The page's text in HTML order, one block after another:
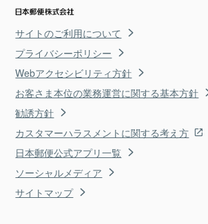
サイトのご利用について
プライバシーポリシー
Webアクセシビリティ方針
お客さま本位の業務運営に関する基本方針
勧誘方針
カスタマーハラスメントに関する考え方
日本郵便公式アプリ一覧
ソーシャルメディア
サイトマップ